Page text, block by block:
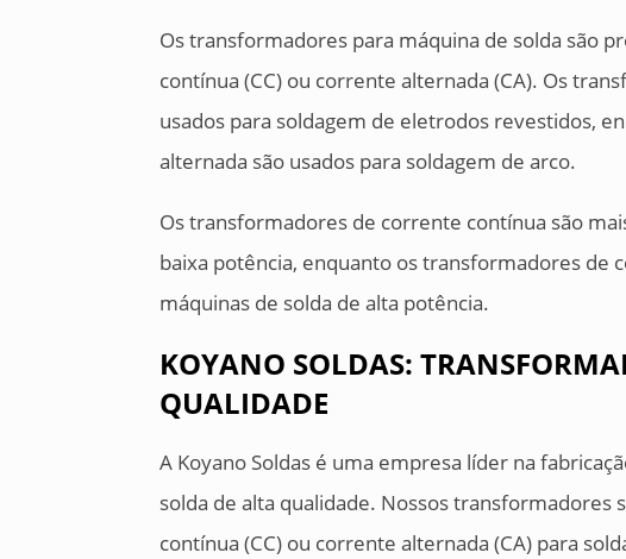
Os transformadores para máquina de solda são
contínua (CC) ou corrente alternada (CA). Os
usados para soldagem de eletrodos revestidos,
alternada são usados para soldagem de arco.
Os transformadores de corrente contínua são
baixa potência, enquanto os transformadores de
máquinas de solda de alta potência.
KOYANO SOLDAS:
QUALIDADE
A Koyano Soldas é uma empresa líder na
solda de alta qualidade. Nossos
contínua (CC) ou corrente alternada (CA) para